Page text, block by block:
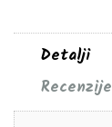
Detalji
Recenzije